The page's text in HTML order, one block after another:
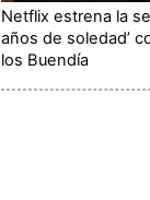
Netflix estrena la
años de soledad’
los Buendía